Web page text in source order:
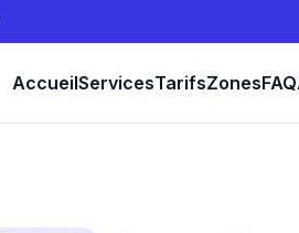
AccueilServicesTarifsZonesFAQ